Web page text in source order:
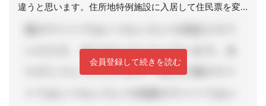
違うと思います。住所地特例施設に入居して住民票を変更しても、保険者が変わるわけで
会員登録して続きを読む